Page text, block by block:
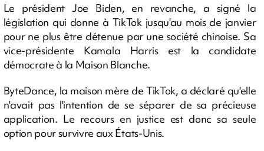
Le président Joe Biden, en revanche, a signé la
législation qui donne à TikTok jusqu'au mois de janvier
pour ne plus être détenue par une société chinoise. Sa
vice-présidente Kamala Harris est la candidate
démocrate à la Maison Blanche.
ByteDance, la maison mère de TikTok, a déclaré qu'elle
n'avait pas l'intention de se séparer de sa précieuse
application. Le recours en justice est donc sa seule
option pour survivre aux États-Unis.